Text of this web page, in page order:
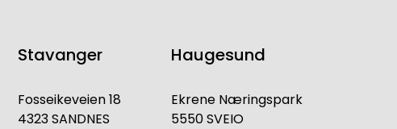
Stavanger
Fosseikeveien 18
4323 SANDNES
Haugesund
Ekrene Næringspark
5550 SVEIO